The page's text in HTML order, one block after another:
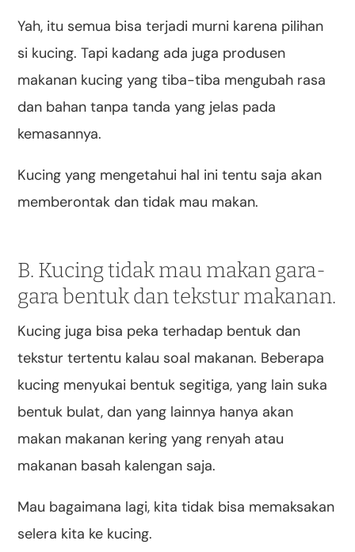
Yah, itu semua bisa terjadi murni karena pilihan
si kucing. Tapi kadang ada juga produsen
makanan kucing yang tiba-tiba mengubah rasa
dan bahan tanpa tanda yang jelas pada
kemasannya.
Kucing yang mengetahui hal ini tentu saja akan
memberontak dan tidak mau makan.
B. Kucing tidak mau makan gara-
gara bentuk dan tekstur makanan.
Kucing juga bisa peka terhadap bentuk dan
tekstur tertentu kalau soal makanan. Beberapa
kucing menyukai bentuk segitiga, yang lain suka
bentuk bulat, dan yang lainnya hanya akan
makan makanan kering yang renyah atau
makanan basah kalengan saja.
Mau bagaimana lagi, kita tidak bisa memaksakan
selera kita ke kucing.